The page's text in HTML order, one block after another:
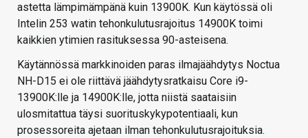
astetta lämpimämpänä kuin 13900K. Kun käytössä oli
Intelin 253 watin tehonkulutusrajoitus 14900K toimi
kaikkien ytimien rasituksessa 90-asteisena.
Käytännössä markkinoiden paras ilmajäähdytys Noctua
NH-D15 ei ole riittävä jäähdytysratkaisu Core i9-
13900K:lle ja 14900K:lle, jotta niistä saataisiin
ulosmitattua täysi suorituskykypotentiaali, kun
prosessoreita ajetaan ilman tehonkulutusrajoituksia.